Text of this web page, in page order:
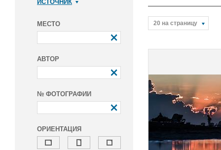
ИСТОЧНИК
МЕСТО
АВТОР
№ ФОТОГРАФИИ
ОРИЕНТАЦИЯ
20 на страницу